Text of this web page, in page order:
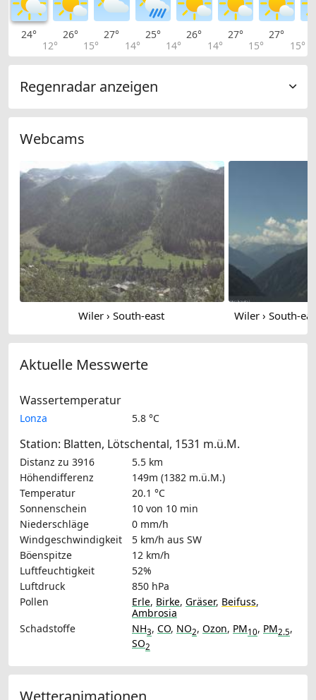
24°
12°
26°
15°
27°
14°
25°
14°
26°
14°
27°
15°
27°
15°
Regenradar anzeigen
Webcams
Wiler › South-east
Aktuelle Messwerte
Wassertemperatur
Lonza 5.8 °C
Station: Blatten, Lötschental, 1531 m.ü.M.
Distanz zu 3916
5.5 km
Höhendifferenz
149m (1382 m.ü.M.)
Temperatur
20.1 °C
Sonnenschein
10 von 10 min
Niederschläge
0 mm/h
Windgeschwindigkeit
5 km/h aus SW
Böenspitze
12 km/h
Luftfeuchtigkeit
52%
Luftdruck
850 hPa
Pollen
Erle, Birke, Gräser, Beifuss,
Ambrosia
Schadstoffe
NH3, CO, NO2, Ozon, PM10, PM2.5,
SO2